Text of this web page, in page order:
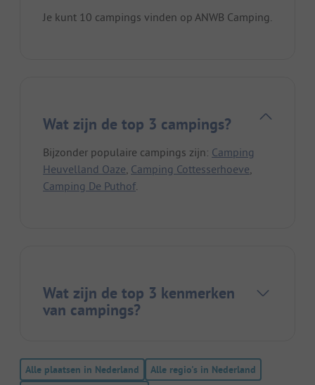
Je kunt 10 campings vinden op ANWB Camping.
Wat zijn de top 3 campings?
Bijzonder populaire campings zijn: Camping
Heuvelland Oaze, Camping Cottesserhoeve,
Camping De Puthof.
Wat zijn de top 3 kenmerken
van campings?
Alle plaatsen in Nederland
Alle regio's in Nederland